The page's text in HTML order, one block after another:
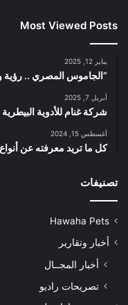
Most Viewed Posts
يناير 12, 2025
“الجاموس المصري .. رؤية
أبريل 7, 2025
شركة غنام للأدوية البيطرية
أغسطس 15, 2024
كل ما تريد معرفته عن
تصنيفات
Hawaha Pets
أخبار وتقارير
أخبار المجــال
تصريحات راديو